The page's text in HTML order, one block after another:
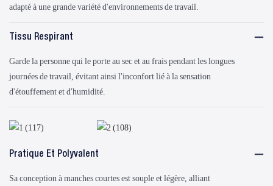
adapté à une grande variété d'environnements de travail.
Tissu Respirant
Garde la personne qui le porte au sec et au frais pendant les longues
journées de travail, évitant ainsi l'inconfort lié à la sensation
d'étouffement et d'humidité.
Pratique Et Polyvalent
Sa conception à manches courtes est souple et légère, alliant